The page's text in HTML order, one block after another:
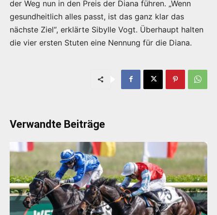
der Weg nun in den Preis der Diana führen. „Wenn
gesundheitlich alles passt, ist das ganz klar das
nächste Ziel“, erklärte Sibylle Vogt. Überhaupt halten
die vier ersten Stuten eine Nennung für die Diana.
Verwandte Beiträge